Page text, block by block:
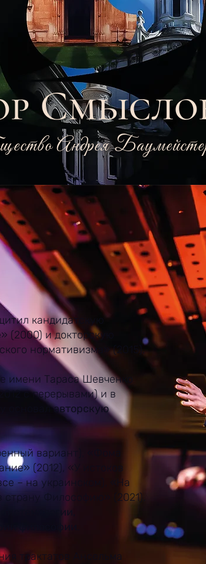
Андрея
кандидатскую
(2000) и докторскую
нормативизма» (2015).
имени Тараса Шевченко
с перерывами) и в
основалавторскую
вариант), «Фома
(2012), «У истоков
– на украинском), «На
страну Философию» (2021).
философии
трактатов Ансельма